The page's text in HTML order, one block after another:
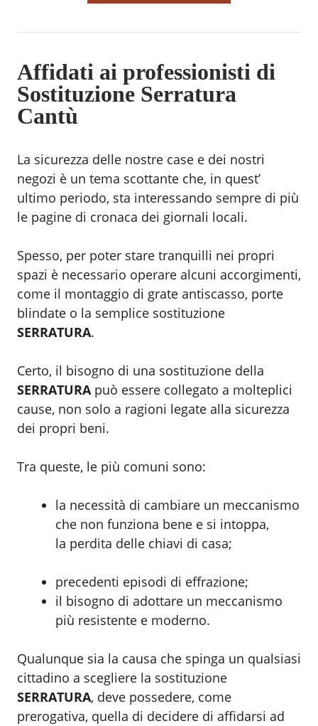
Affidati ai professionisti di
Sostituzione Serratura
Cantù
La sicurezza delle nostre case e dei nostri
negozi è un tema scottante che, in quest’
ultimo periodo, sta interessando sempre di più
le pagine di cronaca dei giornali locali.
Spesso, per poter stare tranquilli nei propri
spazi è necessario operare alcuni accorgimenti,
come il montaggio di grate antiscasso, porte
blindate o la semplice sostituzione
SERRATURA.
Certo, il bisogno di una sostituzione della
SERRATURApuò essere collegato a molteplici
cause, non solo a ragioni legate alla sicurezza
dei propri beni.
Tra queste, le più comuni sono:
la necessità di cambiare un meccanismo
che non funziona bene e si intoppa,
la perdita delle chiavi di casa;
precedenti episodi di effrazione;
il bisogno di adottare un meccanismo
più resistente e moderno.
Qualunque sia la causa che spinga un qualsiasi
cittadino a scegliere la sostituzione
SERRATURA, deve possedere, come
prerogativa, quella di decidere di affidarsi ad